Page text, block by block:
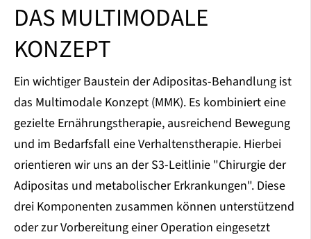
DAS MULTIMODALE
KONZEPT
Ein wichtiger Baustein der Adipositas-Behandlung ist
das Multimodale Konzept (MMK). Es kombiniert eine
gezielte Ernährungstherapie, ausreichend Bewegung
und im Bedarfsfall eine Verhaltenstherapie. Hierbei
orientieren wir uns an der S3-Leitlinie "Chirurgie der
Adipositas und metabolischer Erkrankungen". Diese
drei Komponenten zusammen können unterstützend
oder zur Vorbereitung einer Operation eingesetzt